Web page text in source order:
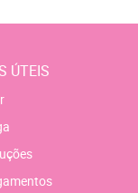
ÚTEIS